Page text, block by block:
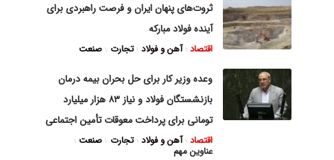
ثروت‌های پنهان ایران و فرصت راهبردی برای
آینده فولاد مبارکه
اقتصاد آهن و فولاد تجارت صنعت
وعده وزیر کار برای حل بحران بیمه درمان
بازنشستگان فولاد و نیاز ۸۳ هزار میلیارد
تومانی برای پرداخت معوقات تأمین اجتماعی
اقتصاد آهن و فولاد تجارت صنعت
عناوین مهم